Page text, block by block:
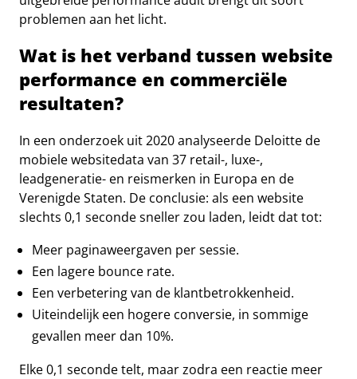
problemen aan het licht.
Wat is het verband tussen website
performance en commerciële
resultaten?
In een onderzoek uit 2020 analyseerde Deloitte de
mobiele websitedata van 37 retail-, luxe-,
leadgeneratie- en reismerken in Europa en de
Verenigde Staten. De conclusie: als een website
slechts 0,1 seconde sneller zou laden, leidt dat tot:
Meer paginaweergaven per sessie.
Een lagere bounce rate.
Een verbetering van de klantbetrokkenheid.
Uiteindelijk een hogere conversie, in sommige
gevallen meer dan 10%.
Elke 0,1 seconde telt, maar zodra een reactie meer